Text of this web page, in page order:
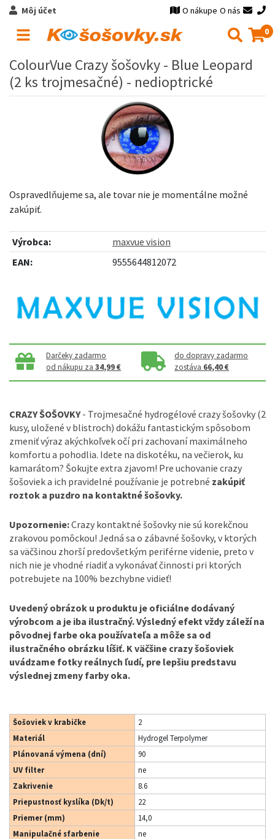
Môj účet O nákupe O nás
0
ColourVue Crazy šošovky - Blue Leopard
(2 ks trojmesačné) - nedioptrické
Ospravedlňujeme sa, ale tovar nie je momentálne možné
zakúpiť.
Výrobca:
maxvue vision
EAN:
9555644812072
Darčeky zadarmo
od nákupu za34,99 €
do dopravy zadarmo
zostáva 66,40 €
CRAZY ŠOŠOVKY- Trojmesačné hydrogélové crazy šošovky (2
kusy, uložené v blistroch) dokážu fantastickým spôsobom
zmeniť výraz akýchkoľvek očí pri zachovaní maximálneho
komfortu a pohodlia. Idete na diskotéku, na večierok, ku
kamarátom? Šokujte extra zjavom! Pre uchovanie crazy
šošoviek a ich pravidelné používanie je potrebné zakúpiť
roztok a puzdro na kontaktné šošovky.
Upozornenie:Crazy kontaktné šošovky nie sú korekčnou
zrakovou pomôckou! Jedná sa o zábavné šošovky, v ktorých
sa väčšinou zhorší predovšetkým periférne videnie, preto v
nich nie je vhodné riadiť a vykonávať činnosti pri ktorých
potrebujete na 100% bezchybne vidieť!
Uvedený obrázok u produktu je oficiálne dodávaný
výrobcom a je iba ilustračný. Výsledný efekt vždy záleží na
pôvodnej farbe oka používateľa a môže sa od
ilustračného obrázku líšiť. K väčšine crazy šošoviek
uvádzame fotky reálnych ľudí, pre lepšiu predstavu
výslednej zmeny farby oka.
Šošoviek v krabičke
2
Materiál
Hydrogel Terpolymer
Plánovaná výmena (dní)
90
UV filter
ne
Zakrivenie
8.6
Priepustnosť kyslíka (Dk/t)
22
Priemer (mm)
14,0
Manipulačné sfarbenie
ne